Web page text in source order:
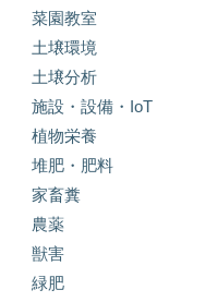
菜園教室
土壌環境
土壌分析
施設・設備・IoT
植物栄養
堆肥・肥料
家畜糞
農薬
獣害
緑肥